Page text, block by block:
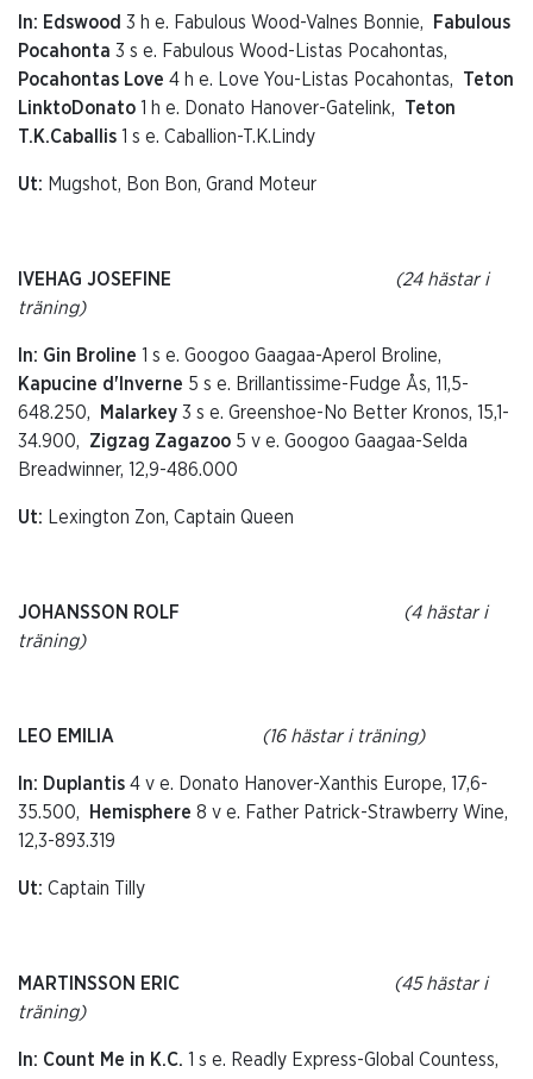
In: Edswood 3 h e. Fabulous Wood-Valnes Bonnie,
Fabulous
Pocahonta 3 s e. Fabulous Wood-Listas Pocahontas,
Pocahontas Love 4 h e. Love You-Listas Pocahontas, Teton
LinktoDonato 1 h e. Donato Hanover-Gatelink, Teton
T.K.Caballis 1 s e. Caballion-T.K.Lindy
Ut: Mugshot, Bon Bon, Grand Moteur
IVEHAG JOSEFINE
(24 hästar i
träning)
In: Gin Broline 1 s e. Googoo Gaagaa-Aperol Broline,
Kapucine d'Inverne 5 s e. Brillantissime-Fudge Ås, 11,5-
648.250,
Malarkey 3 s e. Greenshoe-No Better Kronos, 15,1-
34.900, Zigzag Zagazoo 5 v e. Googoo Gaagaa-Selda
Breadwinner, 12,9-486.000
Ut: Lexington Zon, Captain Queen
JOHANSSON ROLF
(4 hästar i
träning)
LEO EMILIA (16 hästar i träning)
In: Duplantis 4 v e. Donato Hanover-Xanthis Europe, 17,6-
35.500,
Hemisphere 8 v e. Father Patrick-Strawberry Wine,
12,3-893.319
Ut: Captain Tilly
MARTINSSON ERIC
(45 hästar i
träning)
In: Count Me in K.C. 1 s e. Readly Express-Global Countess,